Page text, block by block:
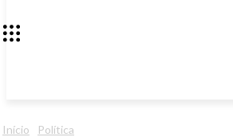
Início Política